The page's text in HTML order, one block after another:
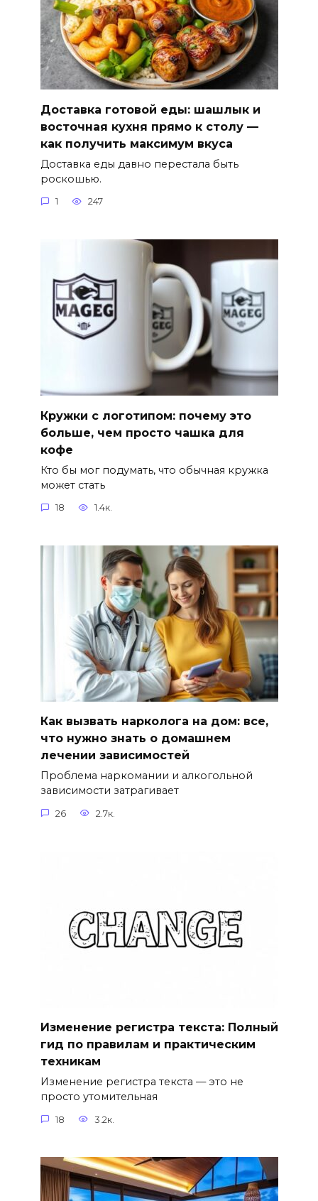
Доставка готовой еды: шашлык и
восточная кухня прямо к столу —
как получить максимум вкуса
Доставка еды давно перестала быть
роскошью.
1 247
Кружки с логотипом: почему это
больше, чем просто чашка для
кофе
Кто бы мог подумать, что обычная кружка
может стать
18 1.4к.
Как вызвать нарколога на дом: все,
что нужно знать о домашнем
лечении зависимостей
Проблема наркомании и алкогольной
зависимости затрагивает
26 2.7к.
Изменение регистра текста: Полный
гид по правилам и практическим
техникам
Изменение регистра текста — это не
просто утомительная
18 3.2к.